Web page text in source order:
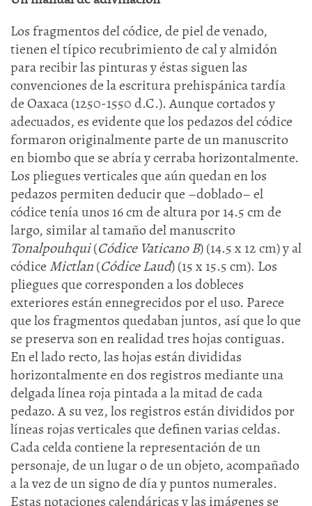
Los fragmentos del códice, de piel de venado,
tienen el típico recubrimiento de cal y almidón
para recibir las pinturas y éstas siguen las
convenciones de la escritura prehispánica tardía
de Oaxaca (1250-1550 d.C.). Aunque cortados y
adecuados, es evidente que los pedazos del códice
formaron originalmente parte de un manuscrito
en biombo que se abría y cerraba horizontalmente.
Los pliegues verticales que aún quedan en los
pedazos permiten deducir que –doblado– el
códice tenía unos 16 cm de altura por 14.5 cm de
largo, similar al tamaño del manuscrito
Tonalpouhqui(Códice VaticanoB) (14.5 x 12 cm) y al
códice Mictlan(Códice Laud) (15 x 15.5 cm). Los
pliegues que corresponden a los dobleces
exteriores están ennegrecidos por el uso. Parece
que los fragmentos quedaban juntos, así que lo que
se preserva son en realidad tres hojas contiguas.
En el lado recto, las hojas están divididas
horizontalmente en dos registros mediante una
delgada línea roja pintada a la mitad de cada
pedazo. A su vez, los registros están divididos por
líneas rojas verticales que definen varias celdas.
Cada celda contiene la representación de un
personaje, de un lugar o de un objeto, acompañado
a la vez de un signo de día y puntos numerales.
Estas notaciones calendáricas y las imágenes se